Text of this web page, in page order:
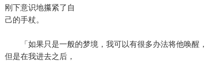
刚下意识地攥紧了自
己的手杖。
「如果只是一般的梦境，我可以有很多办法将他唤醒，
但是在我进去之后，